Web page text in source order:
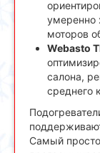
умеренно
моторов
Webasto
салона,
среднего
Самый